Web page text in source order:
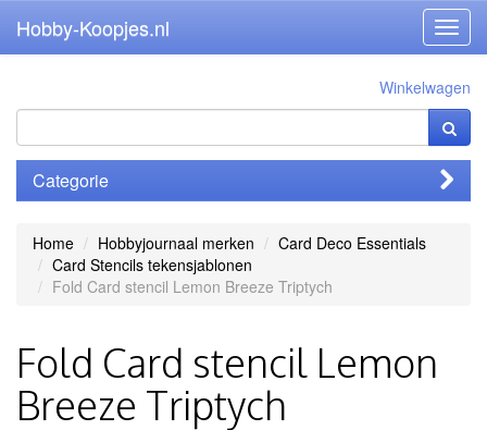
Hobby-Koopjes.nl
Winkelwagen
Categorie
Home Hobbyjournaal merken
Card Deco Essentials
Card Stencils tekensjablonen
Fold Card stencil Lemon Breeze Triptych
Fold Card stencil Lemon
Breeze Triptych